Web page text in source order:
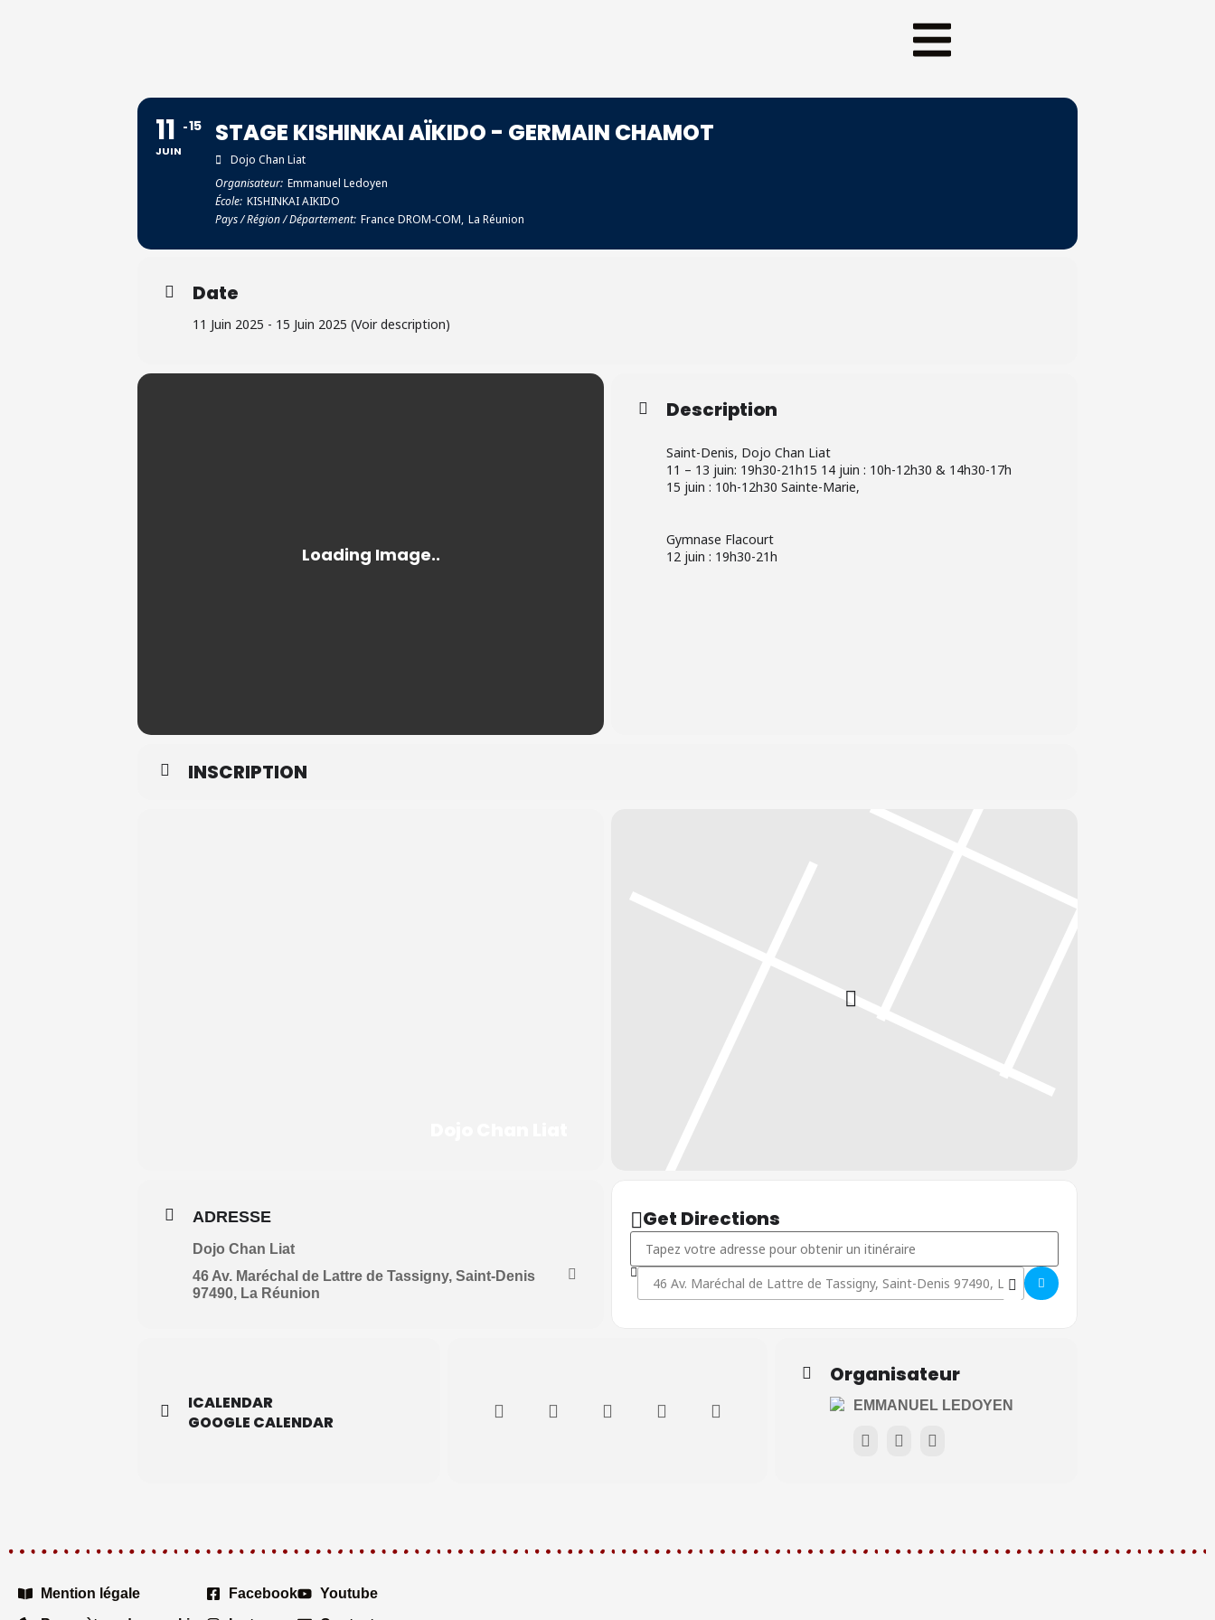
11
JUIN
15 STAGE KISHINKAI AÏKIDO - GERMAIN CHAMOT
Dojo Chan Liat
Organisateur: Emmanuel Ledoyen
École: KISHINKAI AIKIDO
Pays / Région / Département: France DROM-COM, La Réunion
Date
11 Juin 2025 - 15 Juin 2025 (Voir description)
Description
Saint-Denis, Dojo Chan Liat
11 – 13 juin: 19h30-21h15 14 juin : 10h-12h30 & 14h30-17h
15 juin : 10h-12h30 Sainte-Marie,
Gymnase Flacourt
12 juin : 19h30-21h
INSCRIPTION
ADRESSE
Dojo Chan Liat
46 Av. Maréchal de Lattre de Tassigny, Saint-Denis
97490, La Réunion
Get Directions
Address - Stage Kishinkai Aïkido - Germain Chamot []
Destination Address - Stage Kishinkai Aïkido - Germain Chamot []
ICALENDAR
GOOGLE CALENDAR
Organisateur
EMMANUEL LEDOYEN
Mention légale
Facebook
Youtube